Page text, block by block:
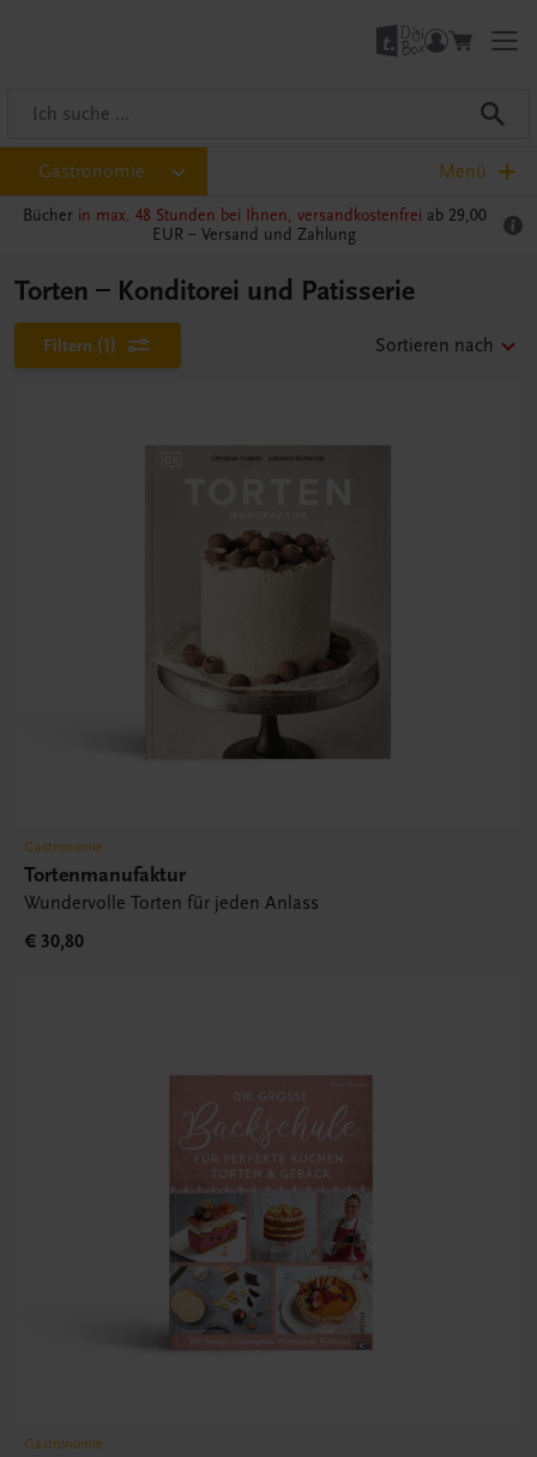
Gastronomie Menü
Bücher in max. 48 Stunden bei Ihnen, versandkostenfrei ab 29,00
EUR – Versand und Zahlung
Torten – Konditorei und Patisserie
Filtern (1) Sortieren nach
Gastronomie
Tortenmanufaktur
Wundervolle Torten für jeden Anlass
€ 30,80
Gastronomie